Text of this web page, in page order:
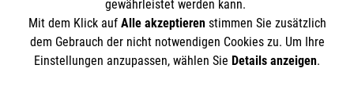
gewährleistet werden kann.
Mit dem Klick auf Alle akzeptierenstimmen Sie zusätzlich
dem Gebrauch der nicht notwendigen Cookies zu. Um Ihre
Einstellungen anzupassen, wählen Sie Details anzeigen.